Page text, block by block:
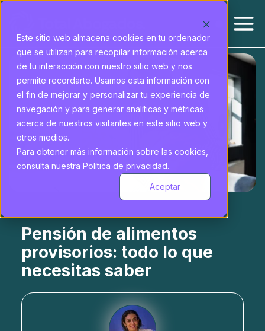
Este sitio web almacena cookies en tu ordenador
que se utilizan para recopilar información acerca
de tu interacción con nuestro sitio web y nos
permite recordarte. Usamos esta información con
el fin de mejorar y personalizar tu experiencia de
navegación y para generar analíticas y métricas
acerca de nuestros visitantes en este sitio web y
otros medios.
Para obtener más información sobre las cookies,
consulta nuestra Política de privacidad.
Aceptar
Pensión de alimentos
provisorios: todo lo que
necesitas saber